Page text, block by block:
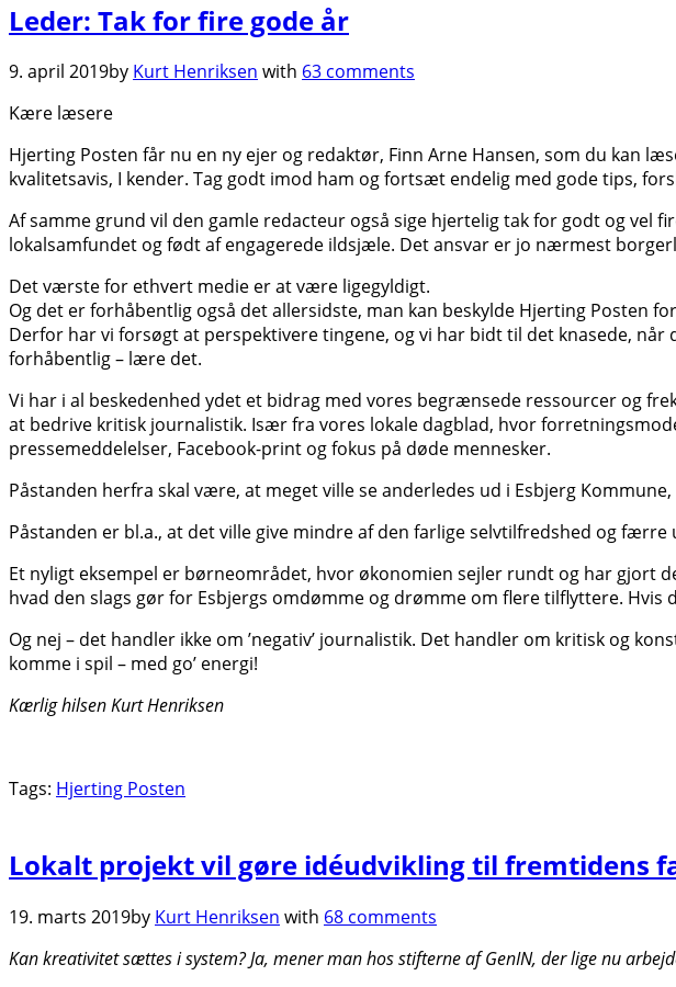
Leder: Tak for fire gode år
9. april 2019by Kurt Henriksen with 63 comments
Kære læsere
Hjerting Posten får nu en ny ejer og redaktør, Finn Arne Hansen, som du kan
kvalitetsavis, I kender. Tag godt imod ham og fortsæt endelig med gode tips,
Af samme grund vil den gamle redacteur også sige hjertelig tak for godt og
lokalsamfundet og født af engagerede ildsjæle. Det ansvar er jo nærmest
Det værste for ethvert medie er at være ligegyldigt.
Og det er forhåbentlig også det allersidste, man kan beskylde Hjerting Posten
Derfor har vi forsøgt at perspektivere tingene, og vi har bidt til det knasede,
forhåbentlig – lære det.
Vi har i al beskedenhed ydet et bidrag med vores begrænsede ressourcer og
at bedrive kritisk journalistik. Især fra vores lokale dagblad, hvor
pressemeddelelser, Facebook-print og fokus på døde mennesker.
Påstanden herfra skal være, at meget ville se anderledes ud i Esbjerg
Påstanden er bl.a., at det ville give mindre af den farlige selvtilfredshed og
Et nyligt eksempel er børneområdet, hvor økonomien sejler rundt og har gjort
hvad den slags gør for Esbjergs omdømme og drømme om flere tilflyttere. Hvis
Og nej – det handler ikke om ’negativ’ journalistik. Det handler om kritisk og
komme i spil – med go’ energi!
Kærlig hilsen Kurt Henriksen
Tags: Hjerting Posten
Lokalt projekt vil gøre idéudvikling til fremtidens
19. marts 2019by Kurt Henriksen with 68 comments
Kan kreativitet sættes i system? Ja, mener man hos stifterne af GenIN, der lige nu